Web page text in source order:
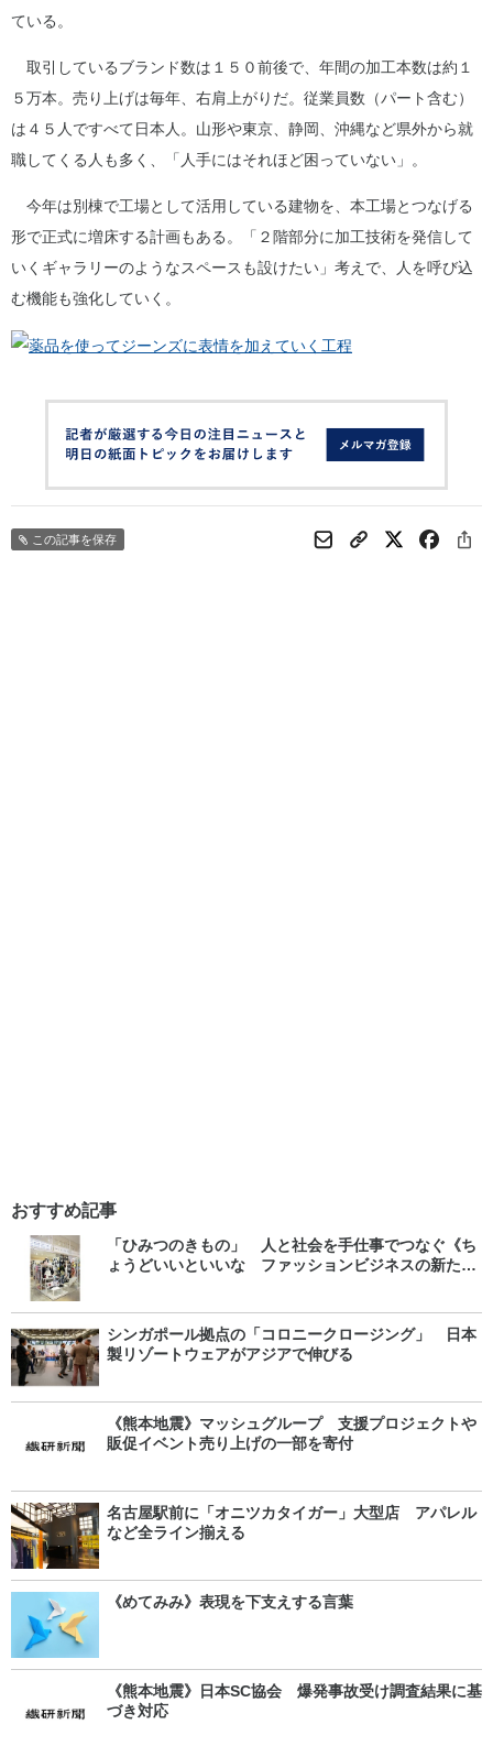
ている。
取引しているブランド数は１５０前後で、年間の加工本数は約１
５万本。売り上げは毎年、右肩上がりだ。従業員数（パート含む）
は４５人ですべて日本人。山形や東京、静岡、沖縄など県外から就
職してくる人も多く、「人手にはそれほど困っていない」。
今年は別棟で工場として活用している建物を、本工場とつなげる
形で正式に増床する計画もある。「２階部分に加工技術を発信して
いくギャラリーのようなスペースも設けたい」考えで、人を呼び込
む機能も強化していく。
この記事を保存
おすすめ記事
「ひみつのきもの」 人と社会を手仕事でつなぐ《ち
ょうどいいといいな ファッションビジネスの新たな
シンガポール拠点の「コロニークロージング」 日本
製リゾートウェアがアジアで伸びる
《熊本地震》マッシュグループ 支援プロジェクトや
販促イベント売り上げの一部を寄付
名古屋駅前に「オニツカタイガー」大型店 アパレル
など全ライン揃える
《めてみみ》表現を下支えする言葉
《熊本地震》日本SC協会 爆発事故受け調査結果に基
づき対応